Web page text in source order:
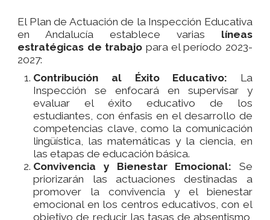
El Plan de Actuación de la Inspección Educativa
en Andalucía establece varias líneas
estratégicas de trabajo para el período 2023-
2027:
Contribución al Éxito Educativo: La
Inspección se enfocará en supervisar y
evaluar el éxito educativo de los
estudiantes, con énfasis en el desarrollo de
competencias clave, como la comunicación
lingüística, las matemáticas y la ciencia, en
las etapas de educación básica.
Convivencia y Bienestar Emocional: Se
priorizarán las actuaciones destinadas a
promover la convivencia y el bienestar
emocional en los centros educativos, con el
objetivo de reducir las tasas de absentismo,